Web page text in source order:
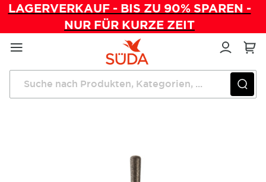
LAGERVERKAUF - BIS ZU 90% SPAREN -
NUR FÜR KURZE ZEIT
Direkt
zum
Inhalt
Startseite Instrumente Diamantschleifer FG Trapez